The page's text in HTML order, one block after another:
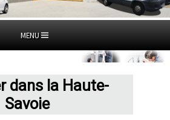
MENU
dans la Haute-
Savoie